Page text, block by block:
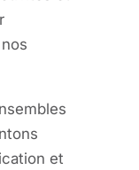
et